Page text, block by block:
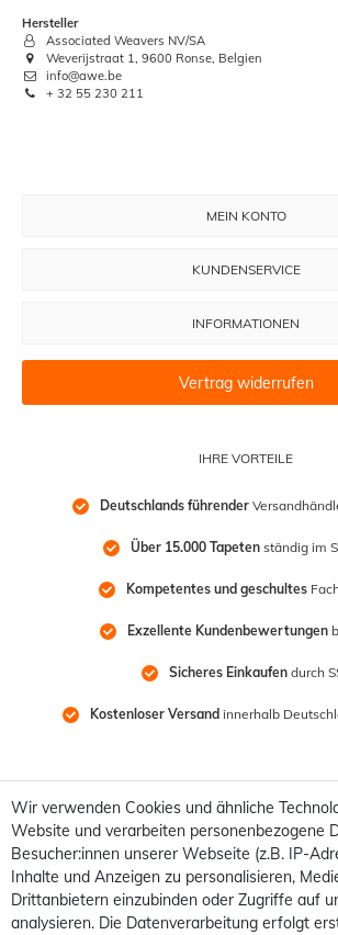
Hersteller
Associated Weavers NV/SA
Weverijstraat 1, 9600 Ronse, Belgien
info@awe.be
+ 32 55 230 211
IHRE VORTEILE
Deutschlands führender
Über 15.000 Tapeten ständig im
Kompetentes und geschultes
Exzellente Kundenbewertungen
Sicheres Einkaufen durch
Kostenloser Versand innerhalb
MEIN KONTO
KUNDENSERVICE
INFORMATIONEN
Vertrag widerrufen
Wir verwenden Cookies und ähnliche
Website und verarbeiten personenbezogene
Besucher:innen unserer Webseite (z.B. IP-
Inhalte und Anzeigen zu personalisieren,
Drittanbietern einzubinden oder Zugriffe auf
analysieren. Die Datenverarbeitung erfolgt